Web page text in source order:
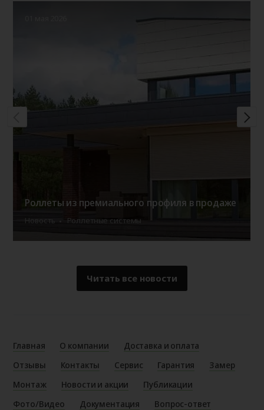
Роллеты из премиального профиля в продаже
Новость Роллетные системы
Читать все новости
Главная О компании
Доставка и оплата
Отзывы
Контакты Сервис Гарантия
Замер
Монтаж
Новости и акции
Публикации
Фото/Видео
Документация Вопрос-ответ